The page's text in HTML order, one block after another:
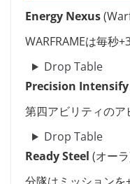
Energy Nexus
WARFRAMEは毎秒
Drop Table
Precision Intensify
第四アビリティのア
Drop Table
Ready Steel (オー